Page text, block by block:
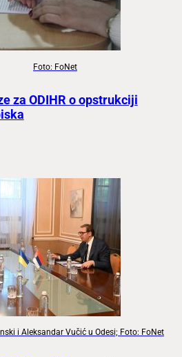
Foto: FoNet
za ODIHR o opstrukciji
i Aleksandar Vučić u Odesi; Foto: FoNet